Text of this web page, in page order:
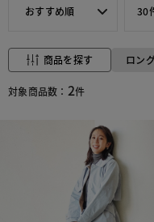
おすすめ順 30
商品を探す ロン
対象商品数： 2件